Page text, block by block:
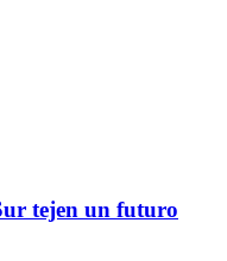
tejen un futuro